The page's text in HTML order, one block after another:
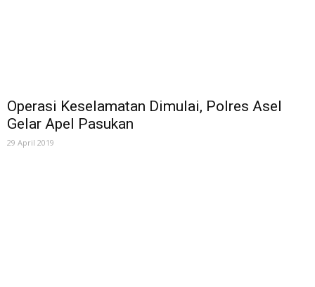
Operasi Keselamatan Dimulai, Polres Asel
Gelar Apel Pasukan
29 April 2019